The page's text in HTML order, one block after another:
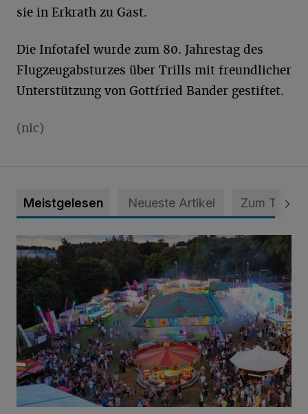
sie in Erkrath zu Gast.
Die Infotafel wurde zum 80. Jahrestag des
Flugzeugabsturzes über Trills mit freundlicher
Unterstützung von Gottfried Bander gestiftet.
(nic)
Meistgelesen Neueste Artikel Zum Thema
Vier Tage mit vollem Programm